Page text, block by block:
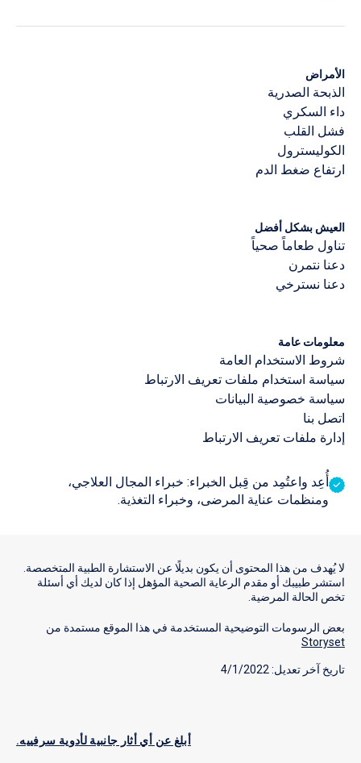
الأمراض
الذبحة الصدرية
داء السكري
فشل القلب
الكوليسترول
ارتفاع ضغط الدم
العيش بشكل أفضل
تناول طعاماً صحياً
دعنا نتمرن
دعنا نسترخي
معلومات عامة
شروط الاستخدام العامة
سياسة استخدام ملفات تعريف الارتباط
سياسة خصوصية البيانات
اتصل بنا
إدارة ملفات تعريف الارتباط
أُعِد واعتُمِد من قِبل الخبراء: خبراء المجال العلاجي،
ومنظمات عناية المرضى، وخبراء التغذية.
لا يُهدف من هذا المحتوى أن يكون بديلًا عن الاستشارة الطبية المتخصصة.
استشر طبيبك أو مقدم الرعاية الصحية المؤهل إذا كان لديك أي أسئلة
تخص الحالة المرضية.
بعض الرسومات التوضيحية المستخدمة في هذا الموقع مستمدة من
Storyset
تاريخ آخر تعديل: 4/1/2022
أبلغ عن أي أثار جانبية لأدوية سرفييه.